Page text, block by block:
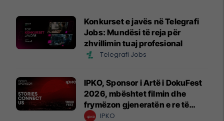
Konkurset e javës në Telegrafi
Jobs: Mundësi të reja për
zhvillimin tuaj profesional
Telegrafi Jobs
IPKO, Sponsor i Artë i DokuFest
2026, mbështet filmin dhe
frymëzon gjeneratën e re të
krijuesve
IPKO